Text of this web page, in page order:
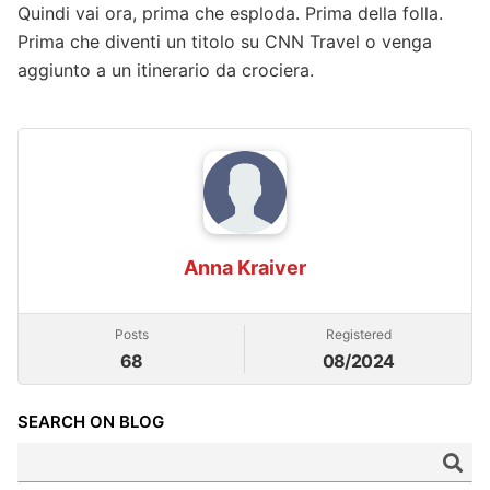
Quindi vai ora, prima che esploda. Prima della folla.
Prima che diventi un titolo su CNN Travel o venga
aggiunto a un itinerario da crociera.
Anna Kraiver
Posts
68
Registered
08/2024
SEARCH ON BLOG